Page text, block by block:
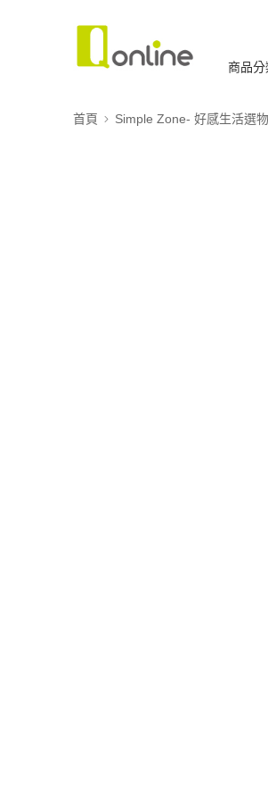
商品分
首頁 Simple Zone- 好感生活選物